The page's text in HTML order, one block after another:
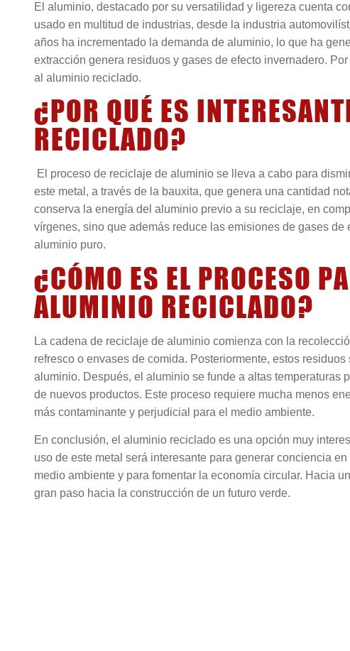
El aluminio, destacado por su versatilidad y ligereza cuenta
usado en multitud de industrias, desde la industria
años ha incrementado la demanda de aluminio, lo que ha
extracción genera residuos y gases de efecto invernadero.
al aluminio reciclado.
¿POR QUÉ ES
RECICLADO?
El proceso de reciclaje de aluminio se lleva a cabo para
este metal, a través de la bauxita, que genera una cantidad
conserva la energía del aluminio previo a su reciclaje, en
vírgenes, sino que además reduce las emisiones de gases
aluminio puro.
¿CÓMO ES EL PROCESO
ALUMINIO RECICLADO?
La cadena de reciclaje de aluminio comienza con la
refresco o envases de comida. Posteriormente, estos
aluminio. Después, el aluminio se funde a altas temperaturas
de nuevos productos. Este proceso requiere mucha menos
más contaminante y perjudicial para el medio ambiente.
En conclusión, el aluminio reciclado es una opción muy
uso de este metal será interesante para generar conciencia
medio ambiente y para fomentar la economía circular. Hacia
gran paso hacia la construcción de un futuro verde.